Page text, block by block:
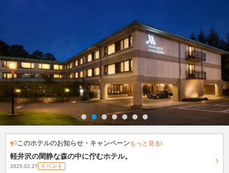
このホテルのお知らせ・キャンペーンもっと見る
軽井沢の閑静な森の中に佇むホテル。
2025.02.27 イベント